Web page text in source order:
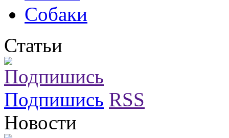
Собаки
Статьи
Подпишись RSS
Новости